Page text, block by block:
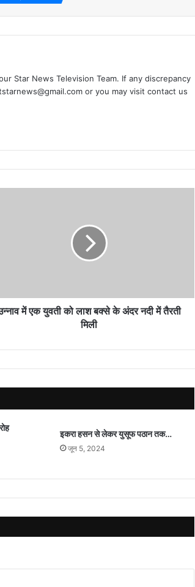
Star News Television Team. If any discrepancy
or you may visit contact us
में एक युवती को लाश बक्से के अंदर नदी में तैरती
मिली
इकरा हसन से लेकर युसूफ पठान तक…
जून 5, 2024